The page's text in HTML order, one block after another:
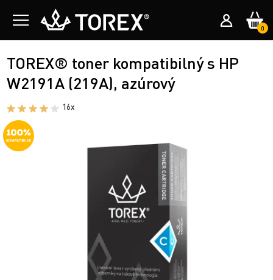
0
TOREX® toner kompatibilný s HP
W2191A (219A), azúrový
16x